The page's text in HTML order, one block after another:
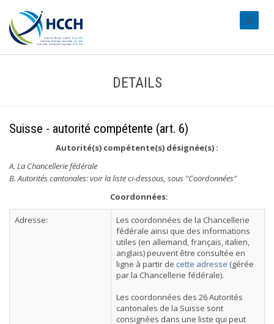
DETAILS
Suisse - autorité compétente (art. 6)
Autorité(s) compétente(s) désignée(s) :
A. La Chancellerie fédérale
B. Autorités cantonales: voir la liste ci-dessous, sous "Coordonnées"
Coordonnées:
Adresse:
Les coordonnées de la Chancellerie
fédérale ainsi que des informations
utiles (en allemand, français, italien,
anglais) peuvent être consultée en
ligne à partir de cette adresse (gérée
par la Chancellerie fédérale).
Les coordonnées des 26 Autorités
cantonales de la Suisse sont
consignées dans une liste qui peut